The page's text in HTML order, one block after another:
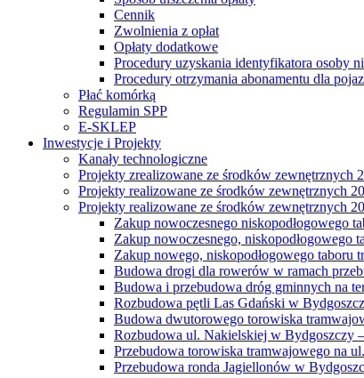
Cennik
Zwolnienia z opłat
Opłaty dodatkowe
Procedury uzyskania identyfikatora osoby
Procedury otrzymania abonamentu dla
Płać komórką
Regulamin SPP
E-SKLEP
Inwestycje i Projekty
Kanały technologiczne
Projekty zrealizowane ze środków zewnętrznych
Projekty realizowane ze środków zewnętrznych
Projekty realizowane ze środków zewnętrznych
Zakup nowoczesnego niskopodłogowego
Zakup nowoczesnego,
Zakup nowego, niskopodłogowego
Budowa drogi dla rowerów w ramach
Budowa i przebudowa dróg gminnych na
Rozbudowa pętli Las Gdański w
Budowa dwutorowego torowiska
Rozbudowa ul. Nakielskiej w Bydgoszczy
Przebudowa torowiska tramwajowego na
Przebudowa ronda Jagiellonów w